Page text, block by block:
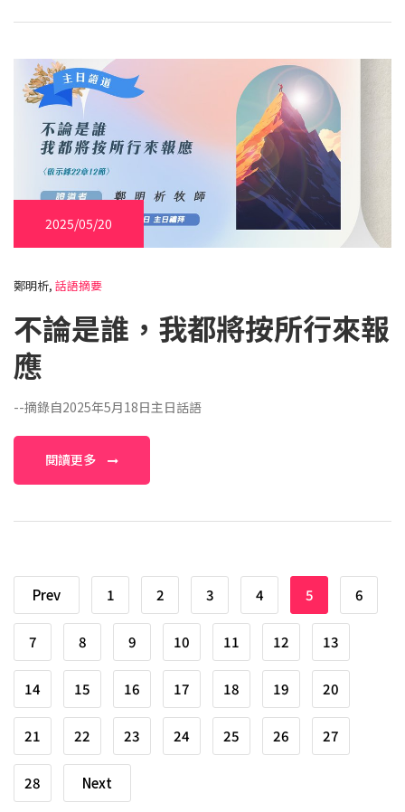
2025/05/20
鄭明析, 話語摘要
不論是誰，我都將按所行來報
應
--摘錄自2025年5月18日主日話語
閱讀更多
Prev 1 2 3 4 5 6
7 8 9 10 11 12 13
14 15 16 17 18 19 20
21 22 23 24 25 26 27
28 Next